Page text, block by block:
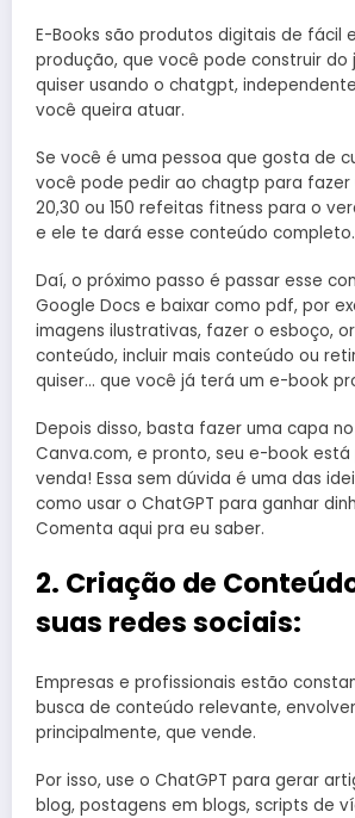
E-Books são produtos digitais de fácil
produção, que você pode construir do
quiser usando o chatgpt,
você queira atuar.
Se você é uma pessoa que gosta de
você pode pedir ao chagtp para
20,30 ou 150 refeitas fitness para o
e ele te dará esse conteúdo completo.
Daí, o próximo passo é passar esse
Google Docs e baixar como pdf, por
imagens ilustrativas, fazer o esboço,
conteúdo, incluir mais conteúdo ou
quiser… que você já terá um e-book
Depois disso, basta fazer uma capa
Canva.com, e pronto, seu e-book
venda! Essa sem dúvida é uma das
como usar o ChatGPT para ganhar
Comenta aqui pra eu saber.
2. Criação de
suas redes sociais:
Empresas e profissionais estão
busca de conteúdo relevante,
principalmente, que vende.
Por isso, use o ChatGPT para gerar
blog, postagens em blogs, scripts de